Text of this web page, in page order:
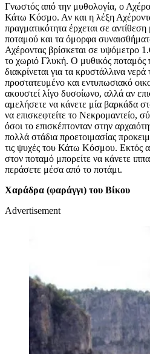
Γνωστός από την μυθολογία, ο
Κάτω Κόσμο. Αν και η λέξη
πραγματικότητα έρχεται σε
ποταμού και τα όμορφα
Αχέροντας βρίσκεται σε υψόμετρο
το χωριό Γλυκή. Ο μυθικός ποταμός
διακρίνεται για τα κρυστάλλινα νερά
προστατευμένο και εντυπωσιακό
ακουστεί λίγο δυσοίωνο, αλλά αν
αμελήσετε να κάνετε μία βαρκάδα
να επισκεφτείτε το Νεκρομαντείο,
όσοι το επισκέπτονταν στην
πολλά στάδια προετοιμασίας
τις ψυχές του Κάτω Κόσμου. Εκτός
στον ποταμό μπορείτε να κάνετε
περάσετε μέσα από το ποτάμι.
Χαράδρα (φαράγγι) του Βίκου
Advertisement